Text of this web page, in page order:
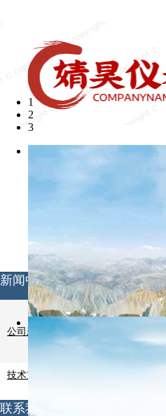
1
2
3
新闻中心
公司新闻
技术支持
联系我们